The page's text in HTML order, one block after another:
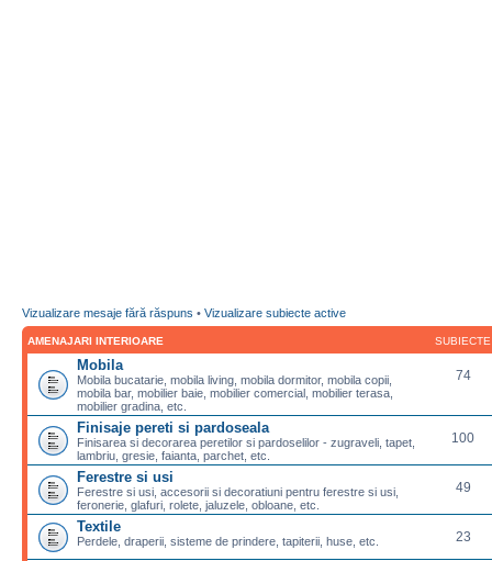
Vizualizare mesaje fără răspuns • Vizualizare subiecte active
AMENAJARI INTERIOARE SUBIECTE
Mobila
Mobila bucatarie, mobila living, mobila dormitor, mobila copii,
mobila bar, mobilier baie, mobilier comercial, mobilier terasa,
mobilier gradina, etc.
74
Finisaje pereti si pardoseala
Finisarea si decorarea peretilor si pardoselilor - zugraveli, tapet,
lambriu, gresie, faianta, parchet, etc.
100
Ferestre si usi
Ferestre si usi, accesorii si decoratiuni pentru ferestre si usi,
feronerie, glafuri, rolete, jaluzele, obloane, etc.
49
Textile
Perdele, draperii, sisteme de prindere, tapiterii, huse, etc. 23